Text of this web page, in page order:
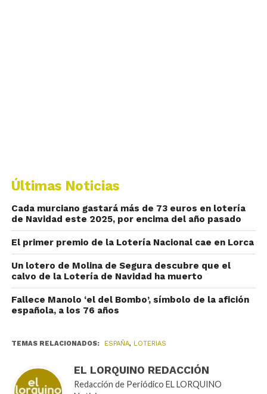
Últimas Noticias
Cada murciano gastará más de 73 euros en lotería
de Navidad este 2025, por encima del año pasado
El primer premio de la Lotería Nacional cae en Lorca
Un lotero de Molina de Segura descubre que el
calvo de la Lotería de Navidad ha muerto
​Fallece Manolo ‘el del Bombo’, símbolo de la afición
española, a los 76 años​
TEMAS RELACIONADOS: ESPAÑA, LOTERIAS
EL LORQUINO REDACCIÓN
Redacción de Periódico EL LORQUINO